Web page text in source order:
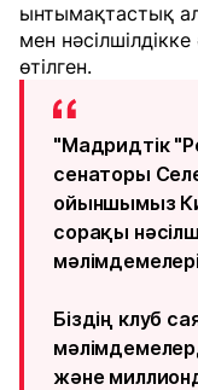
ынтымақтастық
мен
өтілген.
"Мадридтік
сенаторы
ойыншымыз
сорақы
Біздің клуб
және